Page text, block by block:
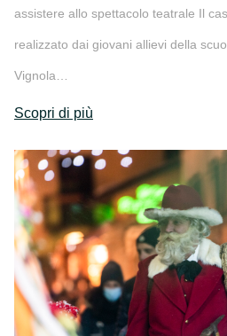
assistere allo spettacolo teatrale Il
realizzato dai giovani allievi della
Vignola…
Scopri di più